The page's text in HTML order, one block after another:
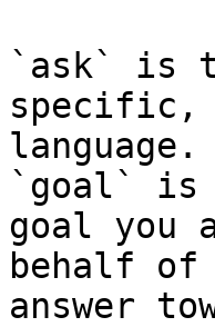
`ask` is
specific,
language.
`goal` is
goal you
behalf
answer